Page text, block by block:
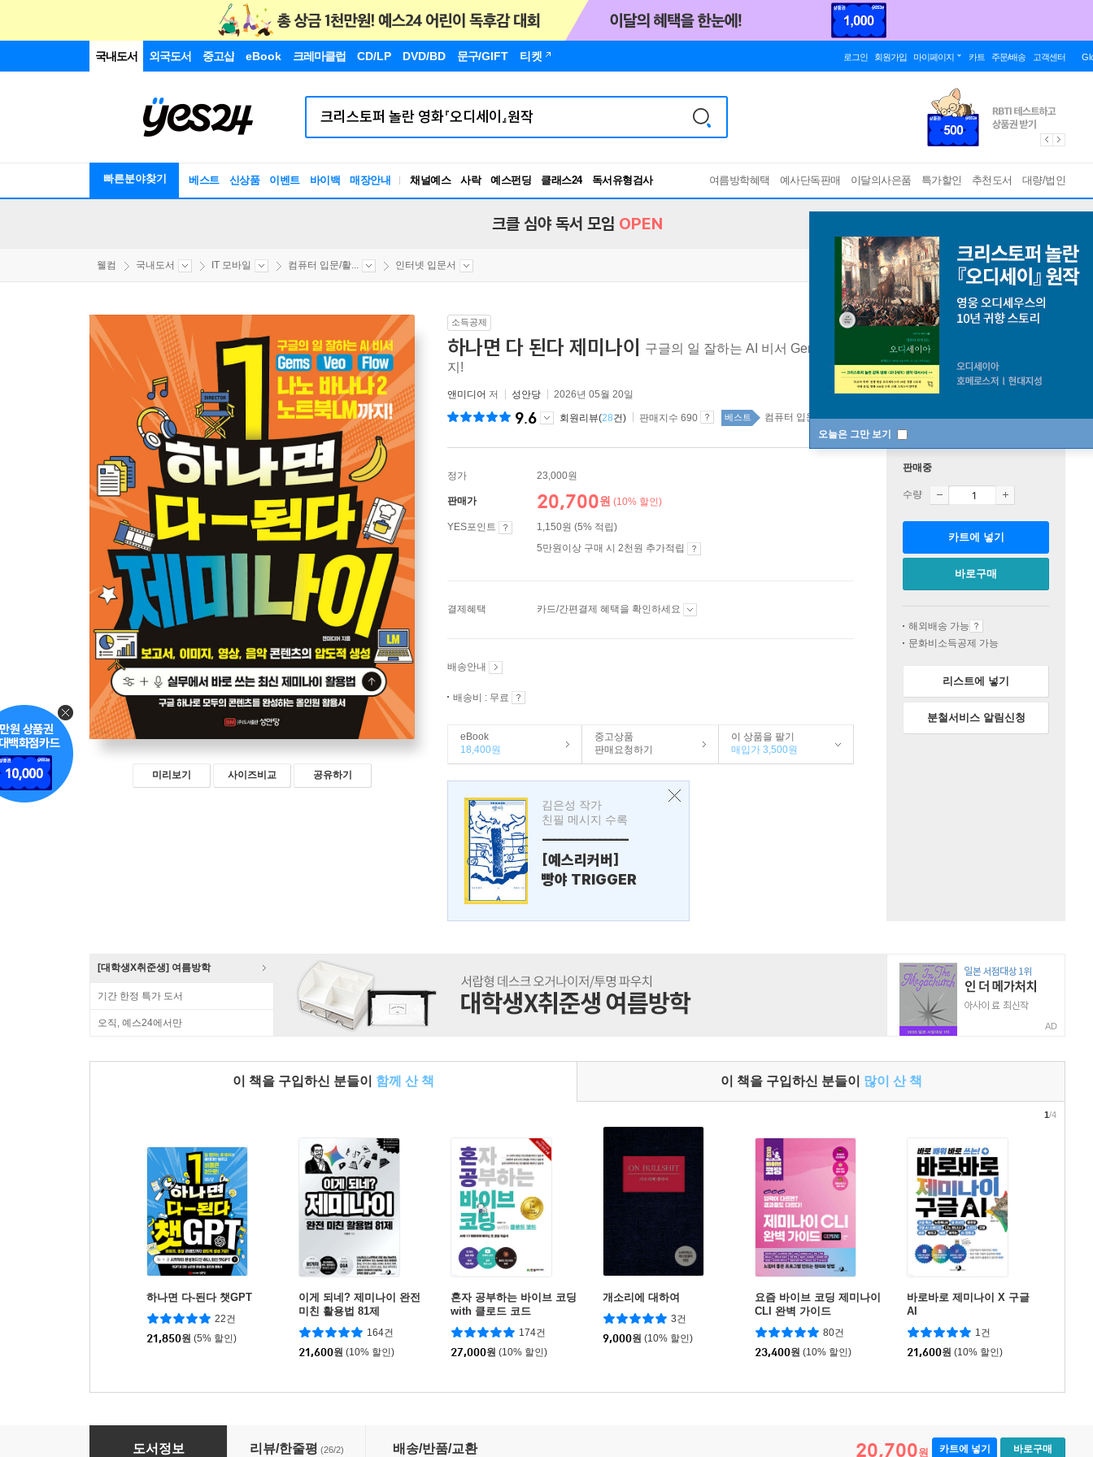
국내도서 외국도서 중고샵 eBook 크레마클럽 CD/LP DVD/BD 문구/GIFT 티켓 로그인 회원가입 마이페이지 카트 주문/배송 고객센터
빠른분야찾기 베스트 신상품 이벤트 바이백 매장안내 채널예스 사락 예스펀딩 클래스24
독서유형검사
RBTI Lab
여름방학혜택 예사단독판매 이달의사은품 특가할인 추천도서 대량/법인
오늘은 그만 보기
크클 심야 독서 모임 OPEN
웰컴 국내도서 IT 모바일 컴퓨터 입문/활... 인터넷 입문서
미리보기 사이즈비교 공유하기
소득공제
하나면 다 된다 제미나이 구글의 일 잘하는 AI 비서 Gems, Veo, Flow, 나노 바나나 2, 노트북LM까
지!
앤미디어 저 성안당 2026년 05월 20일
9.6 회원리뷰(28건) 판매지수 690 베스트 컴퓨터 입문/활용 top100 8주
정가 23,000원
판매가 20,700원 (10% 할인)
YES포인트
1,150원 (5% 적립)
5만원이상 구매 시 2천원 추가적립
결제혜택 카드/간편결제 혜택을 확인하세요
배송안내
배송비 : 무료
eBook
18,400원
중고상품
판매요청하기
이 상품을 팔기
매입가 3,500원
김은성 작가
친필 메시지 수록
---------------
[예스리커버]
빵야 TRIGGER
판매중
수량
카트에 넣기
바로구매
해외배송 가능
문화비소득공제 가능
리스트에 넣기
분철서비스 알림신청
[대학생X취준생] 여름방학
기간 한정 특가 도서
오직, 예스24에서만 AD
이 책을 구입하신 분들이 함께 산 책 이 책을 구입하신 분들이 많이 산 책
하나면 다-된다 챗GPT
22건
21,850원 (5% 할인)
이게 되네? 제미나이 완전
미친 활용법 81제
164건
21,600원 (10% 할인)
혼자 공부하는 바이브 코딩
with 클로드 코드
174건
27,000원 (10% 할인)
개소리에 대하여
3건
9,000원 (10% 할인)
요즘 바이브 코딩 제미나이
CLI 완벽 가이드
80건
23,400원 (10% 할인)
바로바로 제미나이 X 구글
AI
1건
21,600원 (10% 할인)
1/4
하나면 다 된다 제미나이
도서정보 리뷰/한줄평 (26/2) 배송/반품/교환 20,700원 카트에 넣기 바로구매